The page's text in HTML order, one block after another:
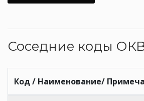
Соседние коды
Код / Наименование/